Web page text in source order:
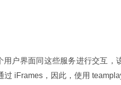
用户界面同这些服务进行交互，
过 iFrames，因此，使用